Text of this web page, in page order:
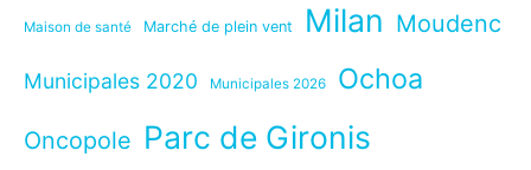
Maison de santé Marché de plein vent Milan Moudenc
Municipales 2020 Municipales 2026 Ochoa
Oncopole Parc de Gironis